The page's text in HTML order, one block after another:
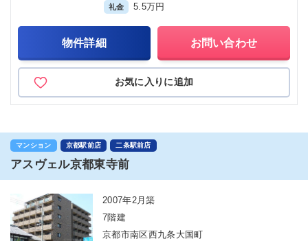
礼金 5.5万円
物件詳細 お問い合わせ
お気に入りに追加
マンション 京都駅前店 二条駅前店
アスヴェル京都東寺前
2007年2月築
7階建
京都市南区西九条大国町